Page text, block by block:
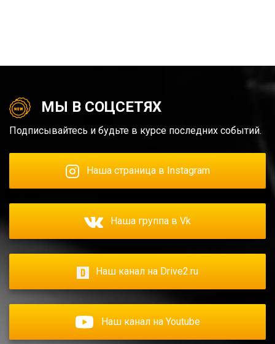
МЫ В СОЦСЕТЯХ
Подписывайтесь и будьте в курсе последних событий.
Наша страница в Instagram
Наша группа в Vk
Наш канал на Drive2.ru
Наш канал на Youtube